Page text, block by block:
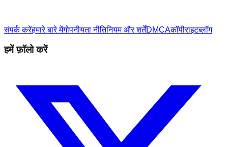
संपर्क करेंहमारे बारे मेंगोपनीयता नीतिनियम और शर्तेंDMCAकॉपीराइटब्लॉग
हमें फ़ॉलो करें